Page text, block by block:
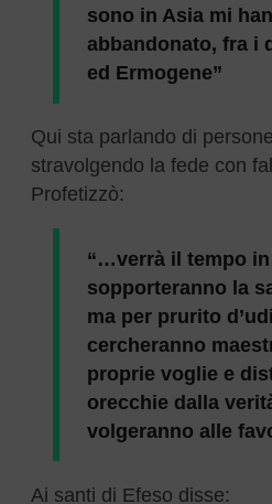
sono in Asia mi
abbandonato, fra i
ed Ermogene”
Qui sta parlando di
stravolgendo la fede con
Profetizzò:
“…verrà il tempo
sopporteranno la
ma per prurito
cercheranno
proprie voglie e
orecchie dalla
volgeranno alle
Ai santi di Efeso disse: